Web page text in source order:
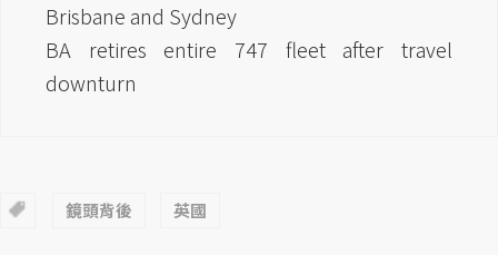
Brisbane and Sydney
BA retires entire 747 fleet after travel
downturn
鏡頭背後 英國